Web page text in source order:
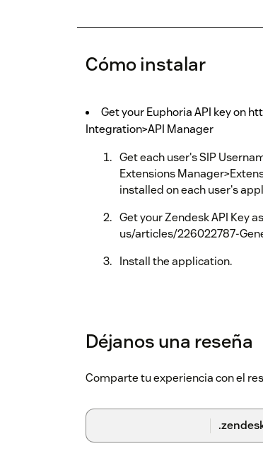
Cómo instalar
Get your Euphoria API key on
Integration>API Manager
Get each user's SIP
Extensions
installed on each user's
Get your Zendesk API Key
us/articles/226022787-
Install the application.
Déjanos una reseña
Comparte tu experiencia con el